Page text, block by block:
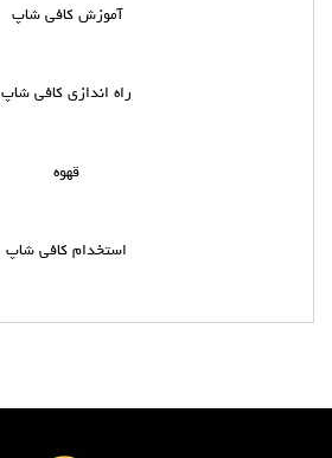
آموزش کافی شاپ
راه اندازی کافی شاپ
قهوه
استخدام کافی شاپ